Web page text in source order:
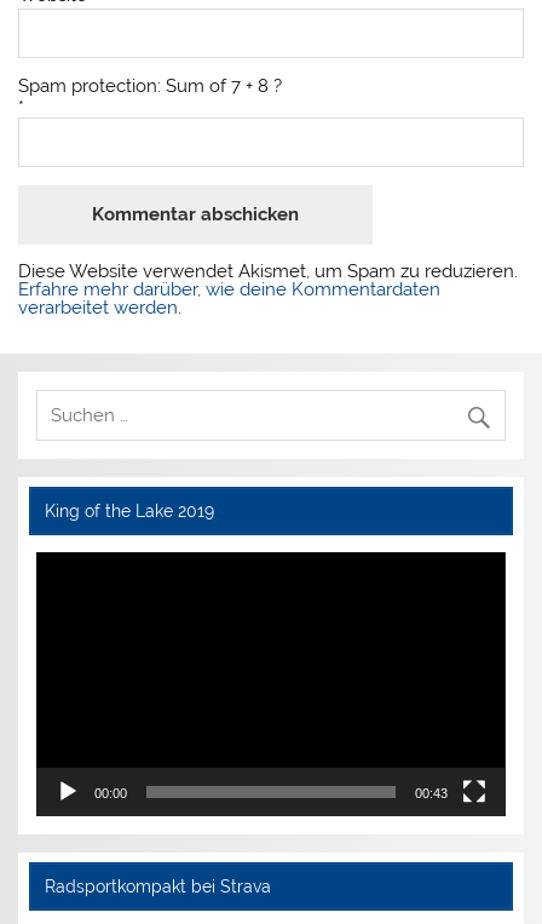
Spam protection: Sum of 7 + 8 ?
*
Diese Website verwendet Akismet, um Spam zu reduzieren.
Erfahre mehr darüber, wie deine Kommentardaten
verarbeitet werden.
King of the Lake 2019
Video-
00:00 00:43
Radsportkompakt bei Strava